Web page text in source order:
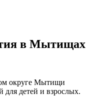
в Мытищах
округе Мытищи
для детей и взрослых.